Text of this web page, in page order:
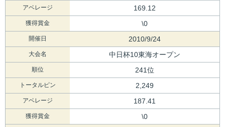
アベレージ 169.12
獲得賞金 \0
開催日 2010/9/24
大会名 中日杯10東海オープン
順位 241位
トータルピン 2,249
アベレージ 187.41
獲得賞金 \0